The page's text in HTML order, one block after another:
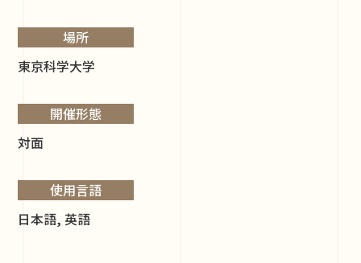
場所
東京科学大学
開催形態
対面
使用言語
日本語, 英語